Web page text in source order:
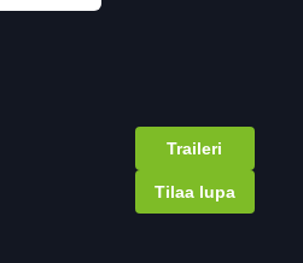
Traileri
Tilaa lupa